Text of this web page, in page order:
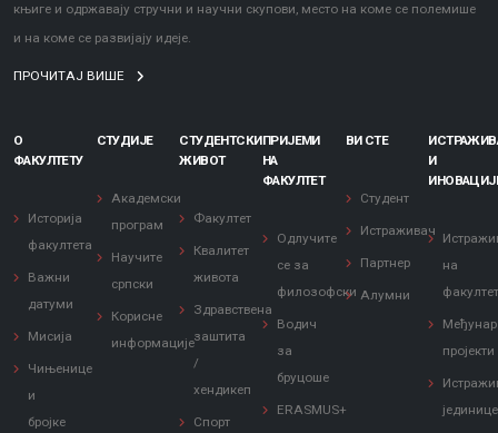
књиге и одржавају стручни и научни скупови, место на коме се полемише
и на коме се развијају идеје.
ПРОЧИТАЈ ВИШЕ
О
ФАКУЛТЕТУ
Историја
факултета
Важни
датуми
Мисија
Чињенице
и
бројке
СТУДИЈЕ
Академски
програм
Научите
српски
Корисне
информације
СТУДЕНТСКИ
ЖИВОТ
Факултет
Квалитет
живота
Здравствена
заштита
/
хендикеп
Спорт
ПРИЈЕМИ
НА
ФАКУЛТЕТ
Одлучите
се за
филозофски
Водич
за
бруцоше
ERASMUS+
ВИ СТЕ
Студент
Истраживач
Партнер
Алумни
И
на
пројекти
јединице